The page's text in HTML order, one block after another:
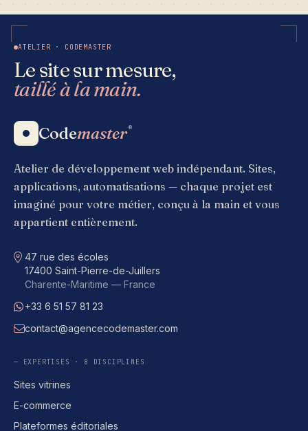
ATELIER · CODEMASTER
Le site sur mesure,
taillé à la main.
Codemaster®
Atelier de développement web indépendant. Sites,
applications, automatisations — chaque projet est
imaginé pour votre métier, conçu à la main et vous
appartient entièrement.
Adresse
47 rue des écoles
17400 Saint-Pierre-de-Juillers
Charente-Maritime — France
WhatsApp
+33 6 51 57 81 23
E-mailcontact@agencecodemaster.com
— EXPERTISES · 8 DISCIPLINES
Sites vitrines
E-commerce
Plateformes éditoriales